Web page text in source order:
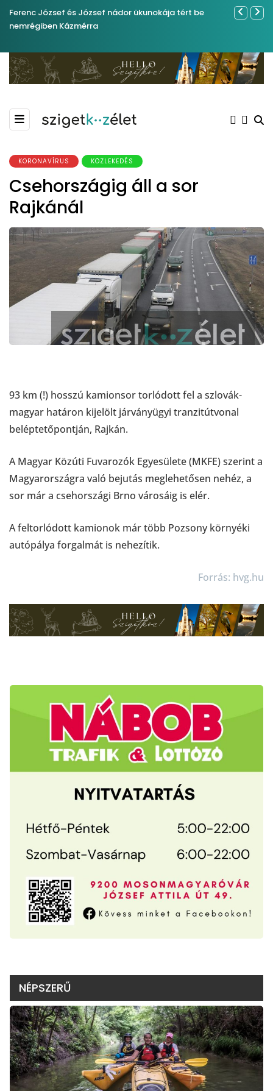
Ferenc József és József nádor ükunokája tért be
nemrégiben Kázmérra
Közel
KORONAVÍRUS KÖZLEKEDÉS
Csehországig áll a sor
Rajkánál
93 km (!) hosszú kamionsor torlódott fel a szlovák-
magyar határon kijelölt járványügyi tranzitútvonal
beléptetőpontján, Rajkán.
A Magyar Közúti Fuvarozók Egyesülete (MKFE) szerint a
Magyarországra való bejutás meglehetősen nehéz, a
sor már a csehországi Brno városáig is elér.
A feltorlódott kamionok már több Pozsony környéki
autópálya forgalmát is nehezítik.
Forrás: hvg.hu
NÉPSZERŰ